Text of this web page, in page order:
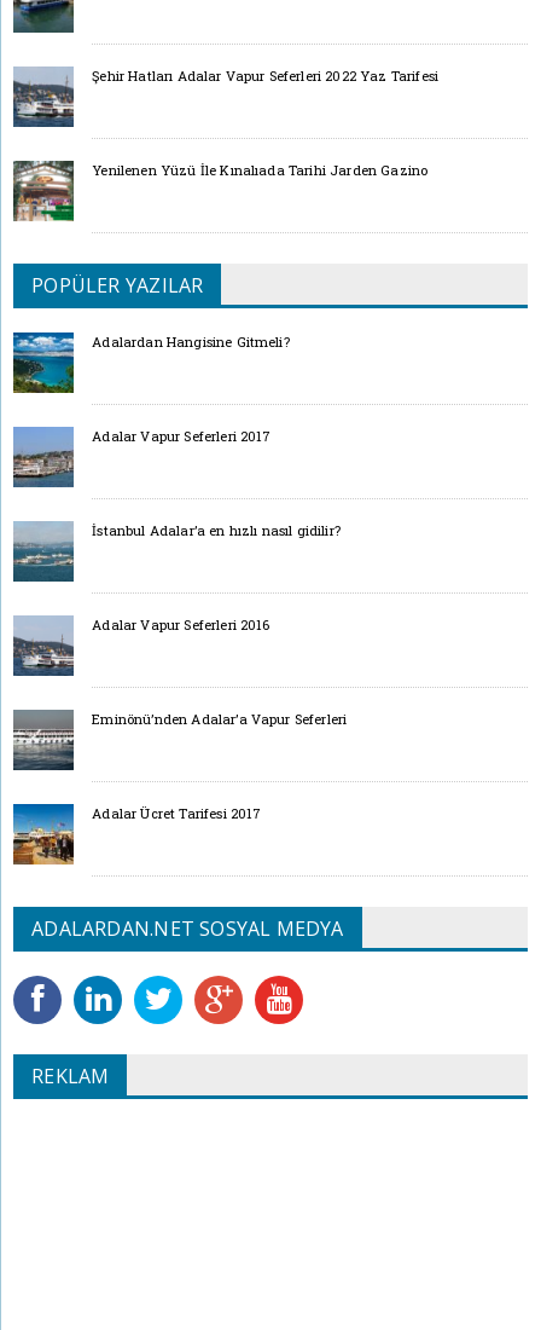
Şehir Hatları Adalar Vapur Seferleri 2022 Yaz Tarifesi
Yenilenen Yüzü İle Kınalıada Tarihi Jarden Gazino
POPÜLER YAZILAR
Adalardan Hangisine Gitmeli?
Adalar Vapur Seferleri 2017
İstanbul Adalar’a en hızlı nasıl gidilir?
Adalar Vapur Seferleri 2016
Eminönü’nden Adalar’a Vapur Seferleri
Adalar Ücret Tarifesi 2017
ADALARDAN.NET SOSYAL MEDYA
REKLAM